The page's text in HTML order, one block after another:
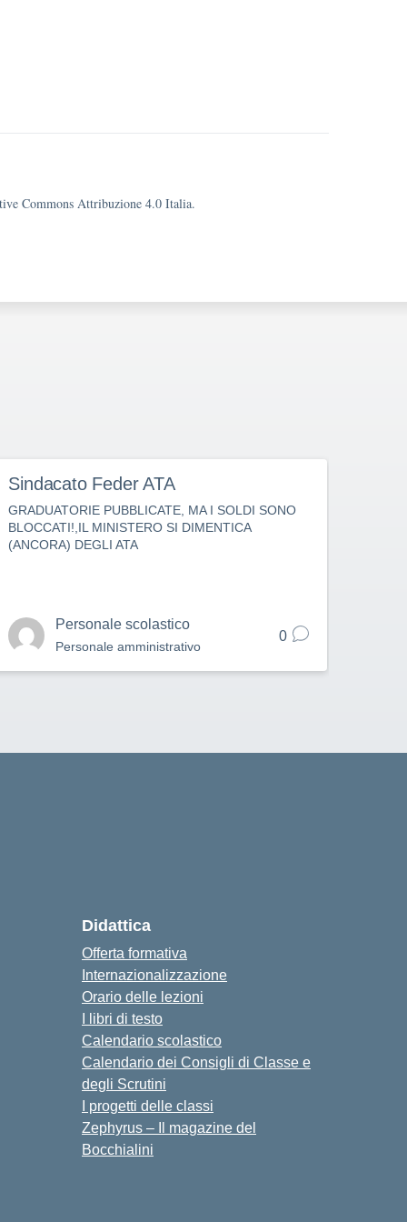
Commons Attribuzione 4.0 Italia.
Sindacato Feder ATA
GRADUATORIE PUBBLICATE, MA I SOLDI SONO
BLOCCATI!,IL MINISTERO SI DIMENTICA
(ANCORA) DEGLI ATA
Personale scolastico
Personale amministrativo
0
Didattica
Offerta formativa
Internazionalizzazione
Orario delle lezioni
I libri di testo
Calendario scolastico
Calendario dei Consigli di Classe e
degli Scrutini
I progetti delle classi
Zephyrus – Il magazine del
Bocchialini